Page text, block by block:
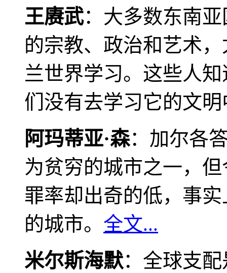
王赓武：大多数东南
的宗教、政治和艺术
兰世界学习。这些人
们没有去学习它的文
阿玛蒂亚·森：加尔各
为贫穷的城市之一，
罪率却出奇的低，事
的城市。 全文...
米尔斯海默：全球支